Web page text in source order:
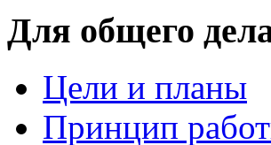
Для общего
Цели и планы
Принцип